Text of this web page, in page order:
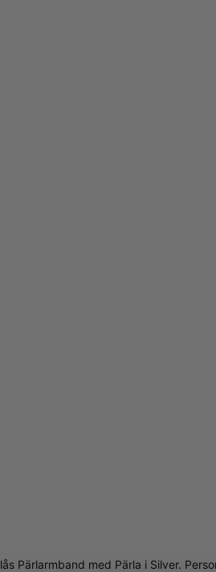
Pärlarmband med Pärla i Silver.